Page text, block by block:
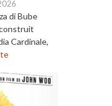
di Bube
Cardinale,